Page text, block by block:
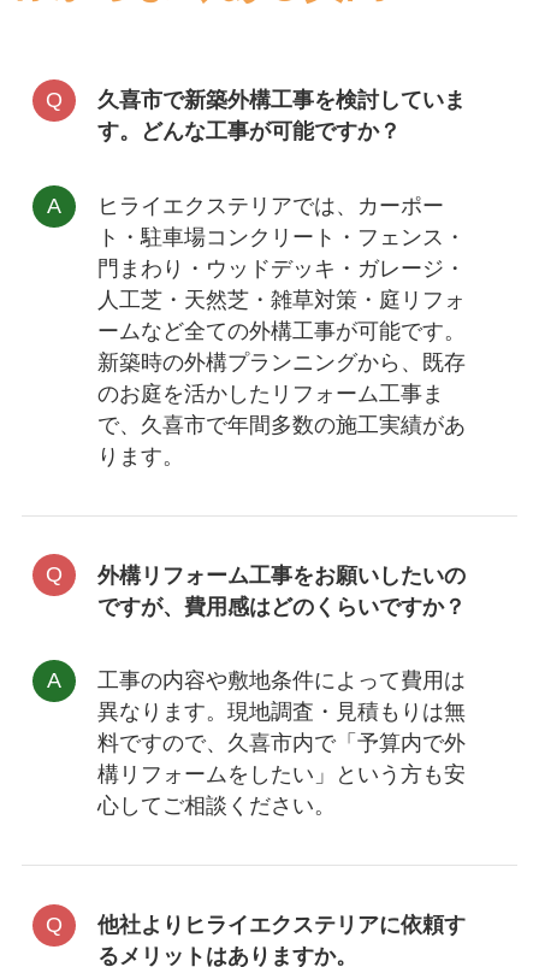
久喜市で新築外構工事を検討していま
す。どんな工事が可能ですか？
ヒライエクステリアでは、
カーポー
ト・駐車場コンクリート・フェンス・
門まわり・ウッドデッキ・ガレージ・
人工芝・天然芝・雑草対策・庭リフォ
ームなど全ての外構工事が可能です。
新築時の外構プランニングから、既存
のお庭を活かしたリフォーム工事ま
で、久喜市で年間多数の施工実績があ
ります。
外構リフォーム工事をお願いしたいの
ですが、費用感はどのくらいですか？
工事の内容や敷地条件によって費用は
異なります。現地調査・見積もりは無
料ですので、久喜市内で「予算内で外
構リフォームをしたい」という方も安
心してご相談ください。
他社よりヒライエクステリアに依頼す
るメリットはありますか。